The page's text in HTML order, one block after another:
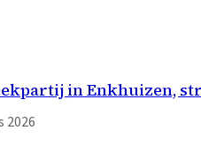
in Enkhuizen,
2026